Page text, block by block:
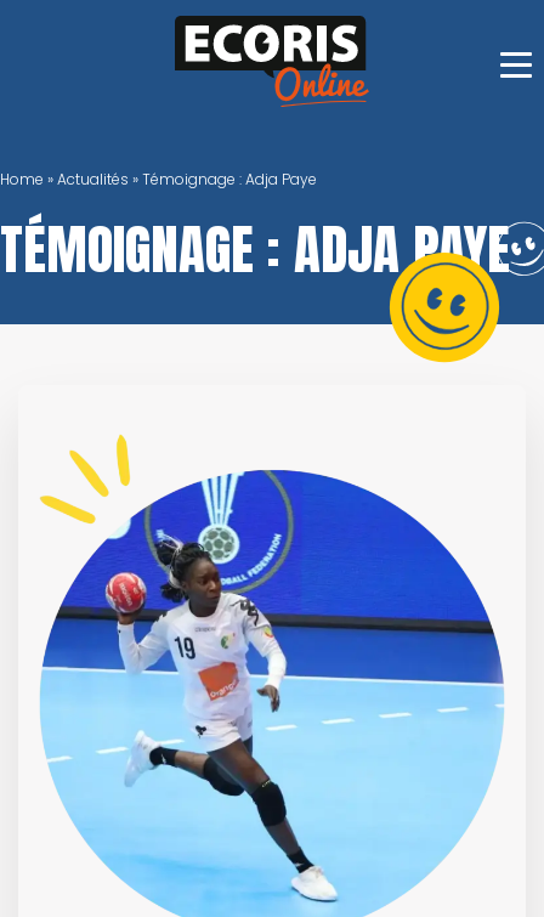
Home »Actualités »Témoignage : Adja Paye
TÉMOIGNAGE : ADJA PAYE